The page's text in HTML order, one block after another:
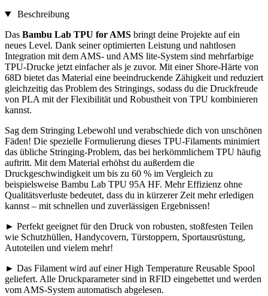
Beschreibung
Das Bambu Lab TPU for AMS bringt deine Projekte auf ein
neues Level. Dank seiner optimierten Leistung und nahtlosen
Integration mit dem AMS- und AMS lite-System sind mehrfarbige
TPU-Drucke jetzt einfacher als je zuvor. Mit einer Shore-Härte von
68D bietet das Material eine beeindruckende Zähigkeit und reduziert
gleichzeitig das Problem des Stringings, sodass du die Druckfreude
von PLA mit der Flexibilität und Robustheit von TPU kombinieren
kannst.
Sag dem Stringing Lebewohl und verabschiede dich von unschönen
Fäden! Die spezielle Formulierung dieses TPU-Filaments minimiert
das übliche Stringing-Problem, das bei herkömmlichem TPU häufig
auftritt. Mit dem Material erhöhst du außerdem die
Druckgeschwindigkeit um bis zu 60 % im Vergleich zu
beispielsweise Bambu Lab TPU 95A HF. Mehr Effizienz ohne
Qualitätsverluste bedeutet, dass du in kürzerer Zeit mehr erledigen
kannst – mit schnellen und zuverlässigen Ergebnissen!
► Perfekt geeignet für den Druck von robusten, stoßfesten Teilen
wie Schutzhüllen, Handycovern, Türstoppern, Sportausrüstung,
Autoteilen und vielem mehr!
► Das Filament wird auf einer High Temperature Reusable Spool
geliefert. Alle Druckparameter sind in RFID eingebettet und werden
vom AMS-System automatisch abgelesen.